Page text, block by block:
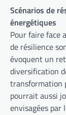
Scénarios de
énergétiques
Pour faire face
de résilience
évoquent un
diversification
transformation
pourrait aussi
envisagées par